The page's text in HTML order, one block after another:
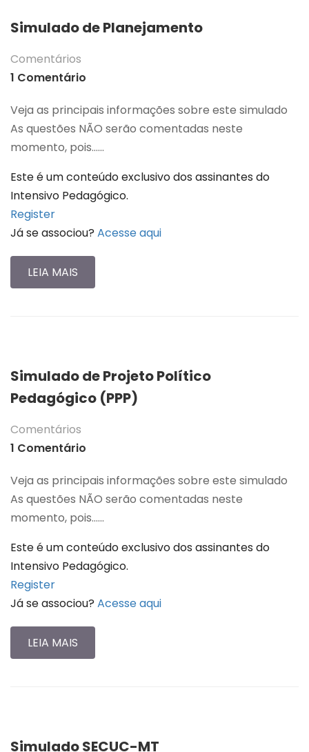
Simulado de Planejamento
Comentários
1 Comentário
Veja as principais informações sobre este simulado
As questões NÃO serão comentadas neste
momento, pois…...
Este é um conteúdo exclusivo dos assinantes do
Intensivo Pedagógico.
Register
Já se associou? Acesse aqui
LEIA MAIS
Simulado de Projeto Político
Pedagógico (PPP)
Comentários
1 Comentário
Veja as principais informações sobre este simulado
As questões NÃO serão comentadas neste
momento, pois…...
Este é um conteúdo exclusivo dos assinantes do
Intensivo Pedagógico.
Register
Já se associou? Acesse aqui
LEIA MAIS
Simulado SECUC-MT